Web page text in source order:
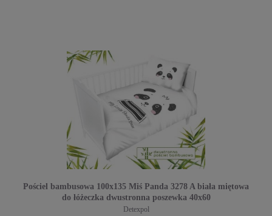
Pościel bambusowa 100x135 Miś Panda 3278 A biała miętowa
do łóżeczka dwustronna poszewka 40x60
Detexpol